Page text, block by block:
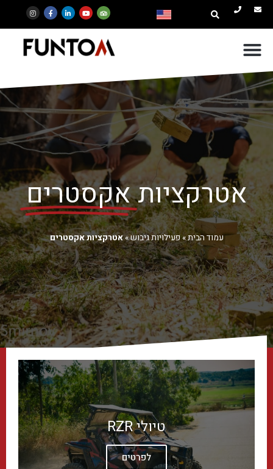
אטרקציותאקסטרים
עמוד הבית»פעילויות גיבוש»אטרקציות אקסטרים
טיולי RZR
לפרטים